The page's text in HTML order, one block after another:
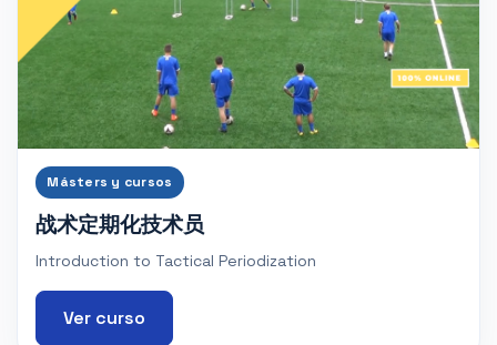
Másters y cursos
战术定期化技术员
Introduction to Tactical Periodization
Ver curso